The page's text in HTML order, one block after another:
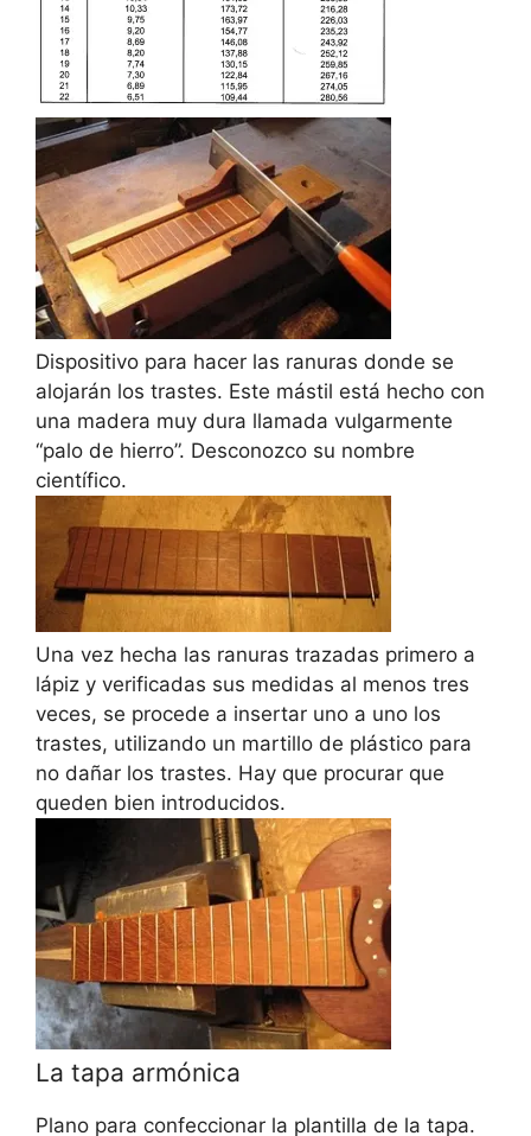
Dispositivo para hacer las ranuras donde se
alojarán los trastes. Este mástil está hecho con
una madera muy dura llamada vulgarmente
“palo de hierro”. Desconozco su nombre
científico.
Una vez hecha las ranuras trazadas primero a
lápiz y verificadas sus medidas al menos tres
veces, se procede a insertar uno a uno los
trastes, utilizando un martillo de plástico para
no dañar los trastes. Hay que procurar que
queden bien introducidos.
La tapa armónica
Plano para confeccionar la plantilla de la tapa.